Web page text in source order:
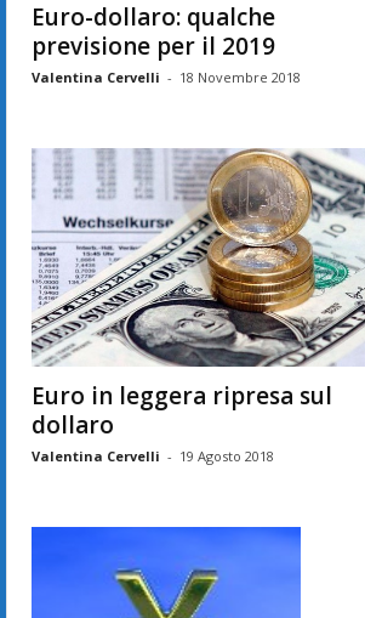
Euro-dollaro: qualche
previsione per il 2019
Valentina Cervelli - 18 Novembre 2018
Euro in leggera ripresa sul
dollaro
Valentina Cervelli - 19 Agosto 2018